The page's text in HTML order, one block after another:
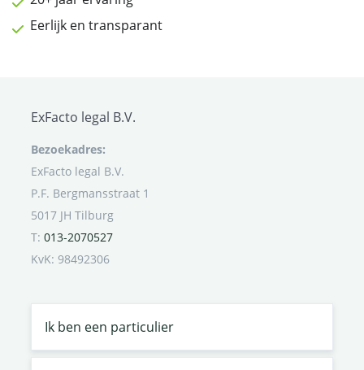
Eerlijk en transparant
ExFacto legal B.V.
Bezoekadres:
ExFacto legal B.V.
P.F. Bergmansstraat 1
5017 JH Tilburg
T: 013-2070527
KvK: 98492306
Ik ben een particulier